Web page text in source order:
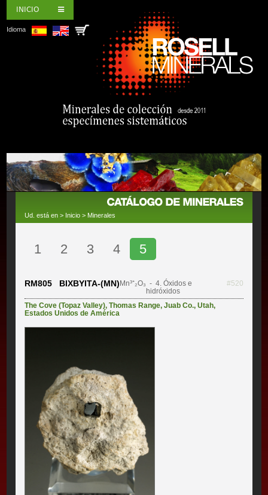
INICIO
Idioma
Ud. está en > Inicio > Minerales
1 2 3 4 5
RM805 BIXBYITA-(MN) Mn³⁺₂O₃ - 4. Óxidos e
hidróxidos
#520
The Cove (Topaz Valley),Thomas Range,Juab Co.,Utah,
Estados Unidos de América